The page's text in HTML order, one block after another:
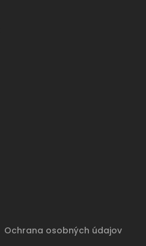
Ochrana osobných údajov